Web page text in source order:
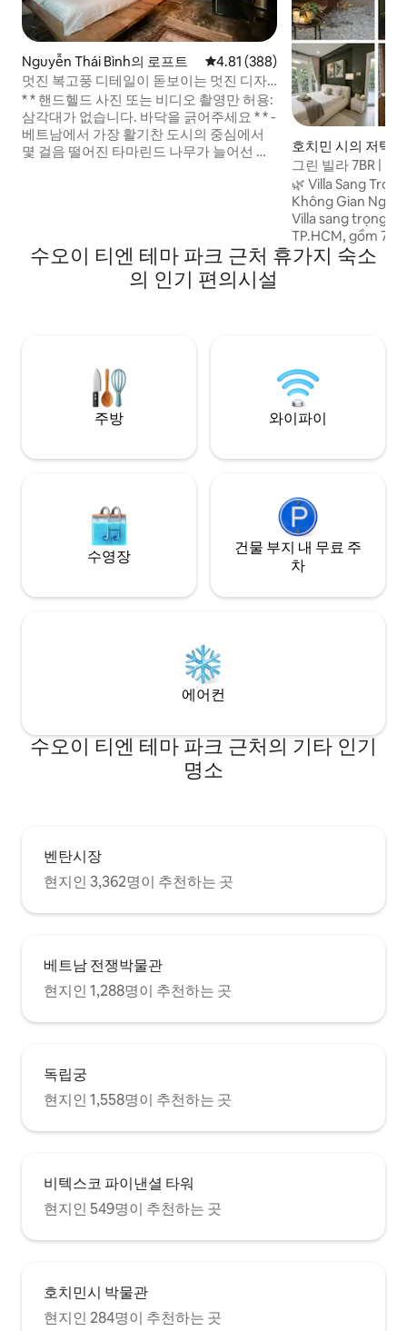
Nguyễn Thái Bình의 로프트 평점 4.81점(5점 만점), 후기 388
4.81 (388)
멋진 복고풍 디테일이 돋보이는 멋진 디자
이너 아파트
* * 핸드헬드 사진 또는 비디오 촬영만 허용:
삼각대가 없습니다. 바닥을 긁어주세요 * * -
베트남에서 가장 활기찬 도시의 중심에서
몇 걸음 떨어진 타마린드 나무가 늘어선 거
침대 1개. - 멋진 스피커 시스템을 갖춘 안드
로이드 TV 55인치로 밤에 영화를 보거나 음
악을 들으며 휴식을 취할 수 있는 분위기를
포크 등 가정식 식사를 할 수 있도록 주방용
품이 완비되어 있습니다. - 세탁기/건조기
도 준비되어 있습니다. 숙소까지의 교통편:
- 택시: 떤선녓 국제공항에서 택시를 타고
가면 숙소가 1분 거리에. - 숙소로 가는 "90
도시의 정수를 즐겨보세요. - 버스: 대중 버
스를 이용을 고려하신다면, 109번 버스로
이동하여 벤 탄 역에 도착한 뒤 숙소까지 도
보 약 5분 거리입니다. 모든 장비와 시설은
서 몇 년 동안 F&B 업계와 프리랜서 사진작
음식, 미술, 사진에 대해 대화를 나누어 봅시
어선 거리와 프랑스 식민지 시대 건축물이
내려다보이며, 베트남에서 가장 활기찬 도
물 자체가 부티크 커피숍과 아트 갤러리로
가득합니다. 말 그대로 호치민 중심부에 머
무르게 됩니다. 비텍스코 파이낸셜 타워까
호치민 시의 저택
그린 빌라 7BR | 수
구
🌿 Villa Sang
Không Gian Nghỉ
Villa sang trọng
TP.HCM, gồm 7
phòng nhỏ ) 6
nghỉ dưỡng lý
cấp, đầy đủ tiện
nghỉ sang trọng,
수오이 티엔 테마 파크 근처 휴가지 숙소
의 인기 편의시설
주방 와이파이
수영장
건물 부지 내 무료 주
차
에어컨
수오이 티엔 테마 파크 근처의 기타 인기
명소
벤탄시장
현지인 3,362명이 추천하는 곳
베트남 전쟁박물관
현지인 1,288명이 추천하는 곳
독립궁
현지인 1,558명이 추천하는 곳
비텍스코 파이낸셜 타워
현지인 549명이 추천하는 곳
호치민시 박물관
현지인 284명이 추천하는 곳